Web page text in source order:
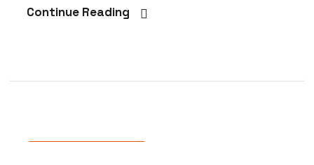
Continue Reading